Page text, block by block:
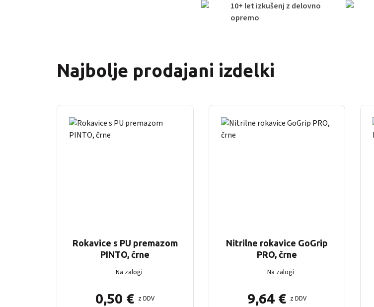
10+ let izkušenj z delovno
opremo
Najbolje prodajani izdelki
Rokavice s PU premazom
PINTO, črne
Na zalogi
0,50 € z DDV
Nitrilne rokavice GoGrip
PRO, črne
Na zalogi
9,64 € z DDV